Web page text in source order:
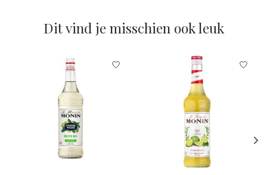
Dit vind je misschien ook leuk
Items van productcarrousel